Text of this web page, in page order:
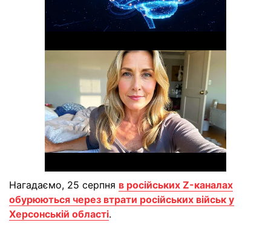
Нагадаємо, 25 серпня в російських Z-каналах
обурюються через втрати російських військ у
Херсонській області.